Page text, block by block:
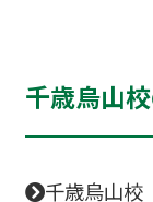
千歳烏山
千歳烏山校